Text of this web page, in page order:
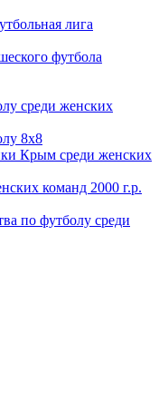
лига
футбола
среди женских
8х8
Крым среди женских
команд 2000 г.р.
по футболу среди